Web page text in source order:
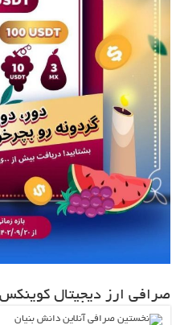
صرافی ارز دیجیتال کوینکس